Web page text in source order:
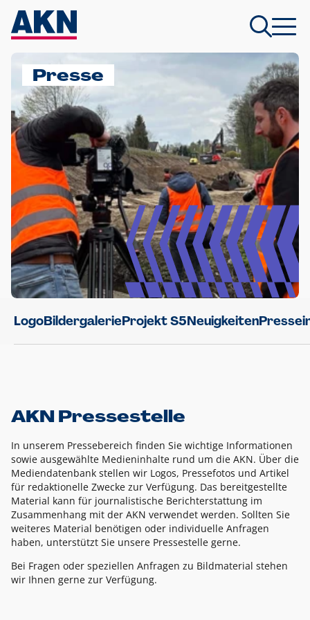
Presse
LogoBildergalerieProjekt S5Neuigkeiten
AKN Pressestelle
In unserem Pressebereich finden Sie wichtige Informationen
sowie ausgewählte Medieninhalte rund um die AKN. Über die
Mediendatenbank stellen wir Logos, Pressefotos und Artikel
für redaktionelle Zwecke zur Verfügung. Das bereitgestellte
Material kann für journalistische Berichterstattung im
Zusammenhang mit der AKN verwendet werden. Sollten Sie
weiteres Material benötigen oder individuelle Anfragen
haben, unterstützt Sie unsere Pressestelle gerne.
Bei Fragen oder speziellen Anfragen zu Bildmaterial stehen
wir Ihnen gerne zur Verfügung.